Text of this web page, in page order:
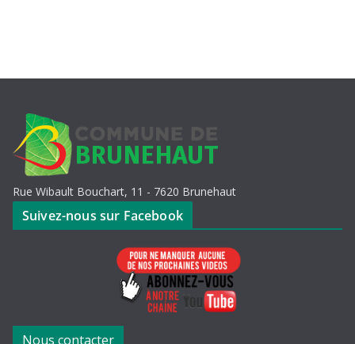
Rue Wibault Bouchart, 11 - 7620 Brunehaut
Suivez-nous sur Facebook
Nous contacter